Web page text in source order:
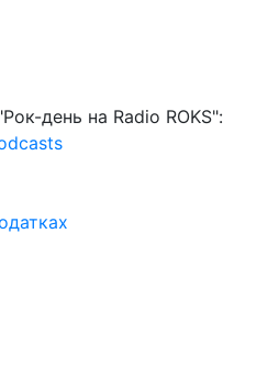
день на Radio ROKS":